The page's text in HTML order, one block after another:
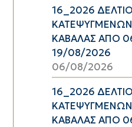
16_2026
ΚΑΒΑΛΑΣ ΑΠΟ
19/08/2026
06/08/2026
16_2026
ΚΑΒΑΛΑΣ ΑΠΟ